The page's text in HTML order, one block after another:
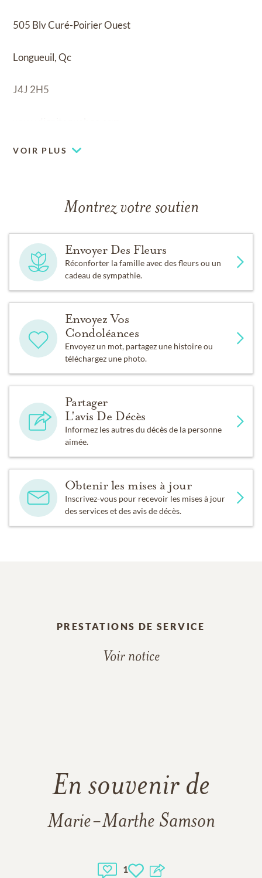
505 Blv Curé-Poirier Ouest
Longueuil, Qc
J4J 2H5
VOIR PLUS
Montrez votre soutien
Envoyer Des Fleurs
Réconforter la famille avec des fleurs ou un
cadeau de sympathie.
Envoyez Vos
Condoléances
Envoyez un mot, partagez une histoire ou
téléchargez une photo.
Partager
L'avis De Décès
Informez les autres du décès de la personne
aimée.
Obtenir les mises à jour
Inscrivez-vous pour recevoir les mises à jour
des services et des avis de décès.
PRESTATIONS DE SERVICE
Voir notice
En souvenir de
Marie-Marthe Samson
1